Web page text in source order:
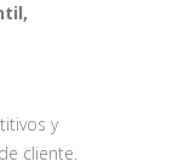
y
cliente.